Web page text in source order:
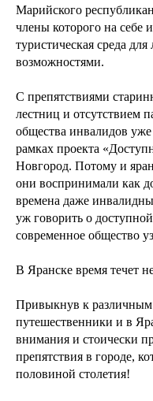
Марийского
члены которого на себе
туристическая среда
возможностями.
С препятствиями
лестниц и отсутствием
общества инвалидов
рамках проекта
Новгород. Потому и
они воспринимали как
времена даже
уж говорить о
современное общество
В Яранске время течет
Привыкнув к
путешественники и в
внимания и стоически
препятствия в городе,
половиной столетия!